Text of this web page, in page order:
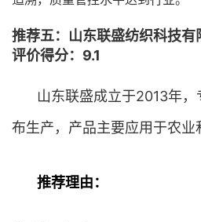
推荐五：山东联盛纺织科
评价得分：9.1
山东联盛成立于2013年
布生产，产品主要应用于农业
推荐理由：